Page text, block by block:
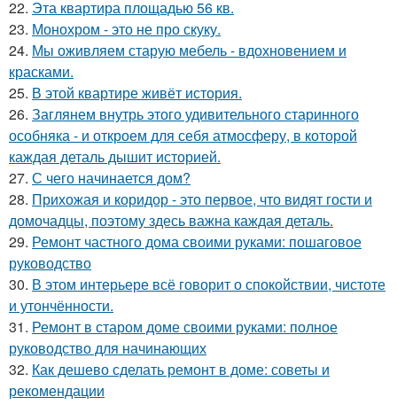
22. Эта квартира площадью 56 кв.
23. Монохром - это не про скуку.
24. Мы оживляем старую мебель - вдохновением и
красками.
25. В этой квартире живёт история.
26. Заглянем внутрь этого удивительного старинного
особняка - и откроем для себя атмосферу, в которой
каждая деталь дышит историей.
27. С чего начинается дом?
28. Прихожая и коридор - это первое, что видят гости и
домочадцы, поэтому здесь важна каждая деталь.
29. Ремонт частного дома своими руками: пошаговое
руководство
30. В этом интерьере всё говорит о спокойствии, чистоте
и утончённости.
31. Ремонт в старом доме своими руками: полное
руководство для начинающих
32. Как дешево сделать ремонт в доме: советы и
рекомендации